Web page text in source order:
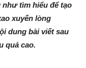
tìm hiểu để tạo
xuyến lòng
dung bài viết sau
quả cao.